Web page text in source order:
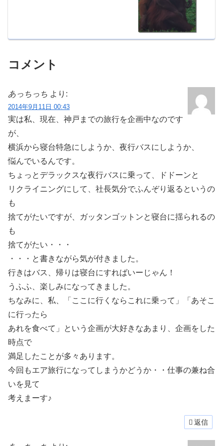
コメント
あっちっち より:
2014年9月11日 00:43
実は私、現在、神戸までの旅行を企画中なのです
が、
横浜から寝台特急にしようか、夜行バスにしようか、
悩んでいるんです。
ちょっとデラックスな夜行バスに乗って、ドドーンと
リクライニングにして、社長気分でふんぞり返るというの
も
捨てがたいですが、ガッタンゴットンと寝台に揺られるの
も
捨てがたい・・・
・・・と書きながら気が付きました。
行きはバス、帰りは寝台にすればいーじゃん！
うふふ、楽しみになってきました。
ちなみに、私、「ここに行くならこれに乗って」「あそこ
に行ったら
あれを食べて」という企画が大好きなあまり、企画をした
時点で
満足したことが多々あります。
今回もエア旅行になってしまうかどうか・・仕事の兼ね合
いを見て
考えまーす♪
返信